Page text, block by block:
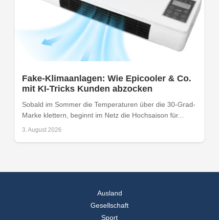
Fake-Klimaanlagen: Wie Epicooler & Co.
mit KI-Tricks Kunden abzocken
Sobald im Sommer die Temperaturen über die 30-Grad-
Marke klettern, beginnt im Netz die Hochsaison für...
3. August 2026
Ausland
Gesellschaft
Sport